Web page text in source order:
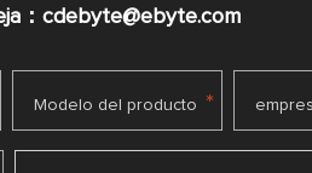
：cdebyte@ebyte.com
Modelo del producto *